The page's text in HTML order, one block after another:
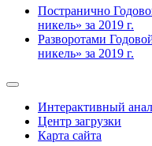
Постранично
никель» за 2019 г.
Разворотами
никель» за 2019 г.
Интерактивный
Центр загрузки
Карта сайта